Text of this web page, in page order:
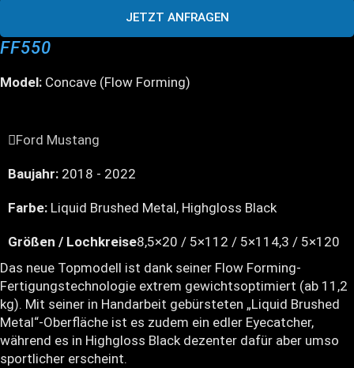
JETZT ANFRAGEN
FF550
Model: Concave (Flow Forming)
Ford Mustang
Baujahr: 2018 - 2022
Farbe: Liquid Brushed Metal, Highgloss Black
Größen / Lochkreise8,5×20 / 5×112 / 5×114,3 / 5×120
Das neue Topmodell ist dank seiner Flow Forming-
Fertigungstechnologie extrem gewichtsoptimiert (ab 11,2
kg). Mit seiner in Handarbeit gebürsteten „Liquid Brushed
Metal“-Oberfläche ist es zudem ein edler Eyecatcher,
während es in Highgloss Black dezenter dafür aber umso
sportlicher erscheint.